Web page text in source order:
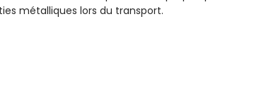
métalliques lors du transport.